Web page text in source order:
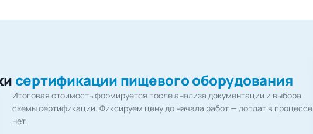
сертификации пищевого оборудования
Итоговая стоимость формируется после анализа документации и выбора
схемы сертификации. Фиксируем цену до начала работ — доплат в процессе
нет.